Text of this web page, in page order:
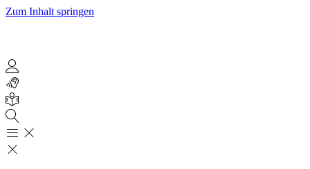
Zum Inhalt springen